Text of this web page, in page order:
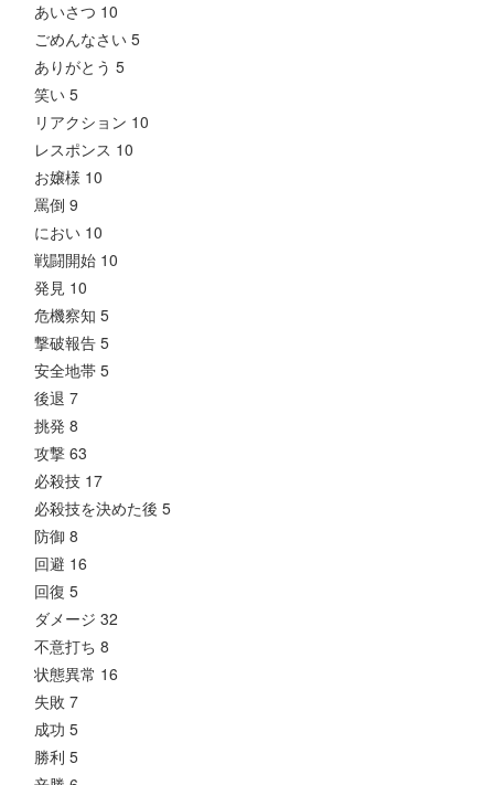
あいさつ 10
ごめんなさい 5
ありがとう 5
笑い 5
リアクション 10
レスポンス 10
お嬢様 10
罵倒 9
におい 10
戦闘開始 10
発見 10
危機察知 5
撃破報告 5
安全地帯 5
後退 7
挑発 8
攻撃 63
必殺技 17
必殺技を決めた後 5
防御 8
回避 16
回復 5
ダメージ 32
不意打ち 8
状態異常 16
失敗 7
成功 5
勝利 5